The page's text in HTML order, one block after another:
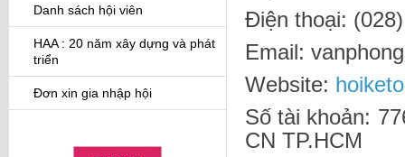
Danh sách hội viên
HAA : 20 năm xây dựng và phát
triển
Đơn xin gia nhập hội
Điện thoại:
Email:
Website:
Số tài khoản:
CN TP.HCM